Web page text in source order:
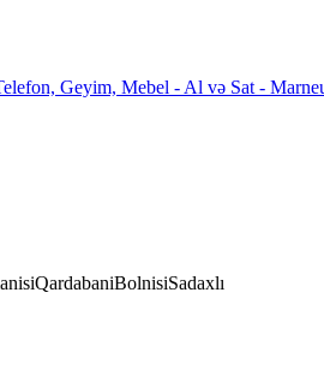
QardabaniBolnisiSadaxlı